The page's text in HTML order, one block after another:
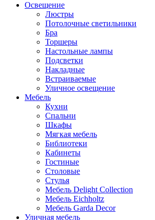
Освещение
Люстры
Потолочные светильники
Бра
Торшеры
Настольные лампы
Подсветки
Накладные
Встраиваемые
Уличное освещение
Мебель
Кухни
Спальни
Шкафы
Мягкая мебель
Библиотеки
Кабинеты
Гостиные
Столовые
Стулья
Мебель Delight Collection
Мебель Eichholtz
Мебель Garda Decor
Уличная мебель